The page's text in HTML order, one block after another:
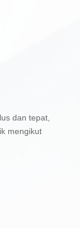
dan tepat,
mengikut